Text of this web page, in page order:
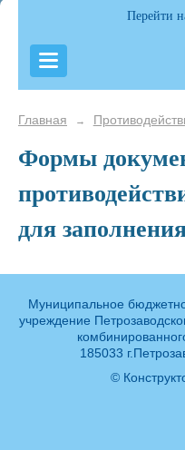
Перейти
Главная →
Формы
для
Муниципальное
учреждение
185033
©